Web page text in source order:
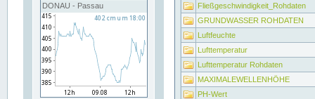
DONAU - Passau
Fließgeschwindigkeit_Rohdaten
GRUNDWASSER ROHDATEN
Luftfeuchte
Lufttemperatur
Lufttemperatur Rohdaten
MAXIMALEWELLENHÖHE
PH-Wert